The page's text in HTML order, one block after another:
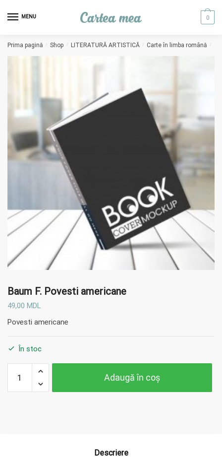
MENU 0
Prima pagină / Shop / LITERATURĂ ARTISTICĂ / Carte în limba română /
Baum F. Povesti americane
49,00 MDL
Povesti americane
În stoc
Baum F.
Povesti
Adaugă în coș
Descriere